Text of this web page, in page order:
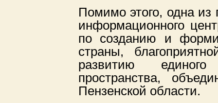
Помимо этого, одна из
информационного
по созданию и
страны,
развитию единого
пространства,
Пензенской области.